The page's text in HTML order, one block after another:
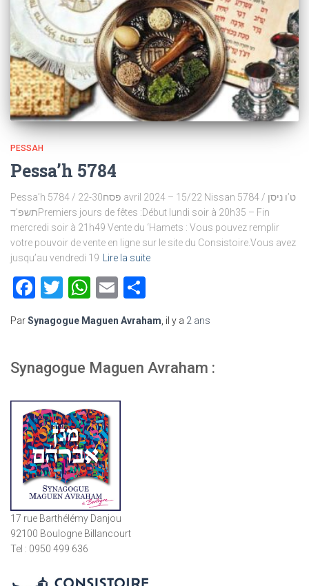
PESSAH
Pessa’h 5784
Pessa’h 5784 / פסח22-30 avril 2024 – 15/22 Nissan 5784 / ט’ו ניסן
תשפ’דPremiers jours de fêtes :Début lundi soir à 20h35 – Fin
mercredi soir à 21h49 Vente du ‘Hamets : Vous pouvez remplir
votre pouvoir de vente en ligne sur le site du Consistoire.Vous avez
jusqu’au vendredi 19
Lire la suite
Facebook
Twitter
WhatsApp
Email
ParSynagogue Maguen Avraham , il y a 2 ans
Synagogue Maguen Avraham :
17 rue Barthélémy Danjou
92100 Boulogne Billancourt
Tel : 0950 499 636